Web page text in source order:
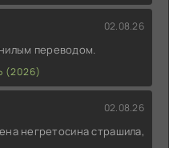
02.08.26
переводом.
(2026)
02.08.26
негретосина страшила,